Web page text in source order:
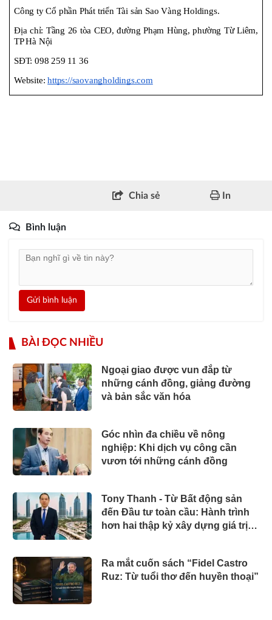
Công ty Cổ phần Phát triển Tài sản Sao Vàng Holdings.
Địa chỉ: Tầng 26 tòa CEO, đường Phạm Hùng, phường Từ Liêm,
TP Hà Nội
SĐT: 098 259 11 36
Website: https://saovangholdings.com
Chia sẻ In
Bình luận
Gửi bình luận
BÀI ĐỌC NHIỀU
Ngoại giao được vun đắp từ
những cánh đồng, giảng đường
và bản sắc văn hóa
Góc nhìn đa chiều về nông
nghiệp: Khi dịch vụ công cần
vươn tới những cánh đồng
Tony Thanh - Từ Bất động sản
đến Đầu tư toàn cầu: Hành trình
hơn hai thập kỷ xây dựng giá trị
Ra mắt cuốn sách “Fidel Castro
Ruz: Từ tuổi thơ đến huyền thoại”